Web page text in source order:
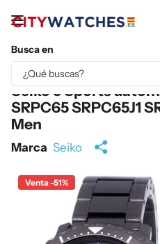
Busca en
Parte del contenido se ha
Seiko 5 Sports
SRPC65 SRPC65J1
Men
Marca Seiko
Venta -51%